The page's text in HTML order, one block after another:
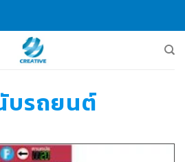
บรถยนต์